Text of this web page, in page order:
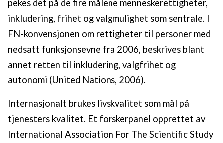
pekes det på de fire målene menneskerettigheter,
inkludering, frihet og valgmulighet som sentrale. I
FN-konvensjonen om rettigheter til personer med
nedsatt funksjonsevne fra 2006, beskrives blant
annet retten til inkludering, valgfrihet og
autonomi (United Nations, 2006).
Internasjonalt brukes livskvalitet som mål på
tjenesters kvalitet. Et forskerpanel opprettet av
International Association For The Scientific Study